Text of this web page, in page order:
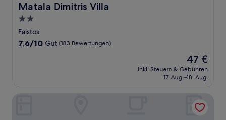
Matala Dimitris Villa
Matala Dimitris Villa
2.0-
Sterne-
Unterkunft
Faistos
7.6
7,6/10 Gut (183 Bewertungen)
Der
Preis
beträgt
47 €
inkl. Steuern & Gebühren
17. Aug.–18. Aug.